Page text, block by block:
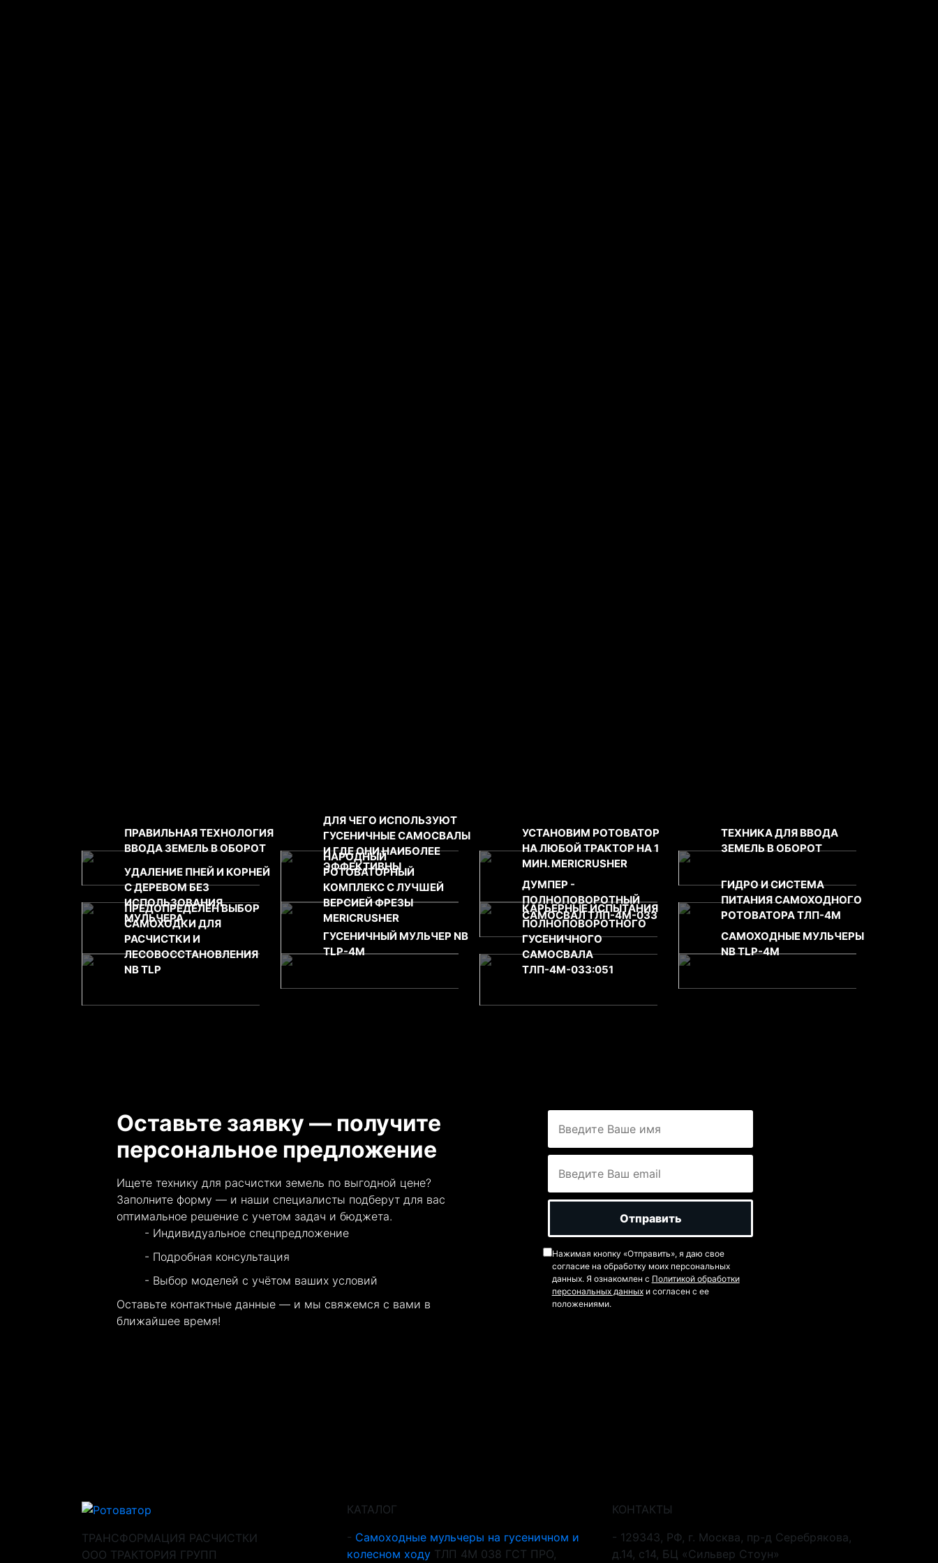
Возможно будет интересно
ПРАВИЛЬНАЯ ТЕХНОЛОГИЯ
ВВОДА ЗЕМЕЛЬ В ОБОРОТ
ДЛЯ ЧЕГО ИСПОЛЬЗУЮТ
ГУСЕНИЧНЫЕ САМОСВАЛЫ
И ГДЕ ОНИ НАИБОЛЕЕ
ЭФФЕКТИВНЫ
УСТАНОВИМ РОТОВАТОР
НА ЛЮБОЙ ТРАКТОР НА 1
МИН. MERICRUSHER
ТЕХНИКА ДЛЯ ВВОДА
ЗЕМЕЛЬ В ОБОРОТ
УДАЛЕНИЕ ПНЕЙ И КОРНЕЙ
С ДЕРЕВОМ БЕЗ
ИСПОЛЬЗОВАНИЯ
МУЛЬЧЕРА
НАРОДНЫЙ
РОТОВАТОРНЫЙ
КОМПЛЕКС С ЛУЧШЕЙ
ВЕРСИЕЙ ФРЕЗЫ
MERICRUSHER
ДУМПЕР -
ПОЛНОПОВОРОТНЫЙ
САМОСВАЛ ТЛП-4М-033
ГИДРО И СИСТЕМА
ПИТАНИЯ САМОХОДНОГО
РОТОВАТОРА ТЛП-4М
ПРЕДОПРЕДЕЛЕН ВЫБОР
САМОХОДКИ ДЛЯ
РАСЧИСТКИ И
ЛЕСОВОССТАНОВЛЕНИЯ
NB TLP
ГУСЕНИЧНЫЙ МУЛЬЧЕР NB
TLP-4M
КАРЬЕРНЫЕ ИСПЫТАНИЯ
ПОЛНОПОВОРОТНОГО
ГУСЕНИЧНОГО
САМОСВАЛА
ТЛП-4М-033:051
САМОХОДНЫЕ МУЛЬЧЕРЫ
NB TLP-4M
Оставьте заявку — получите
персональное предложение
Ищете технику для расчистки земель по выгодной цене?
Заполните форму — и наши специалисты подберут для вас
оптимальное решение с учетом задач и бюджета.
Индивидуальное спецпредложение
Подробная консультация
Выбор моделей с учётом ваших условий
Оставьте контактные данные — и мы свяжемся с вами в
ближайшее время!
Нажимая кнопку «Отправить», я даю свое
согласие на обработку моих персональных
данных. Я ознакомлен с Политикой обработки
персональных данныхи согласен с ее
положениями.
ТРАНСФОРМАЦИЯ РАСЧИСТКИ
ООО ТРАКТОРИЯ ГРУПП
КАТАЛОГ
Самоходные мульчеры на гусеничном и
колесном ходу ТЛП 4М 038 ГСТ ПРО,
КОНТАКТЫ
129343, РФ, г. Москва, пр-д Серебрякова,
д.14, с14, БЦ «Сильвер Стоун»